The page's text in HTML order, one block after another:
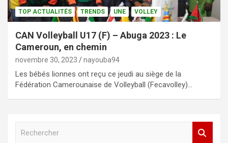
TOP ACTUALITÉS TRENDS UNE VOLLEY
CAN Volleyball U17 (F) – Abuga 2023 : Le
Cameroun, en chemin
novembre 30, 2023 nayouba94
Les bébés lionnes ont reçu ce jeudi au siège de la
Fédération Camerounaise de Volleyball (Fecavolley)…